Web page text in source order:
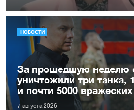
НОВОСТИ
За прошедшую
уничтожили три танка,
и почти 5000
7 августа 2026